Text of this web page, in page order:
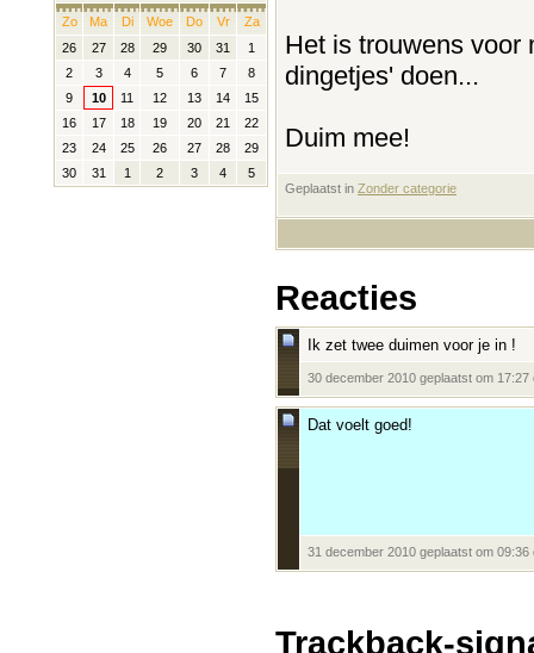
Het is trouwens voor
dingetjes' doen...
Duim mee!
Geplaatst in Zonder categorie
Reacties
Ik zet twee duimen voor je in !
30 december 2010 geplaatst om
Dat voelt goed!
31 december 2010 geplaatst om
Trackback-
Zo Ma Di Woe Do Vr
Za
26
27 28 29 30 31
1
2
3 4 5 6 7
8
9
10 11 12 13 14
15
16
17 18 19 20 21
22
23
24 25 26 27 28
29
30
31 1 2 3 4 5